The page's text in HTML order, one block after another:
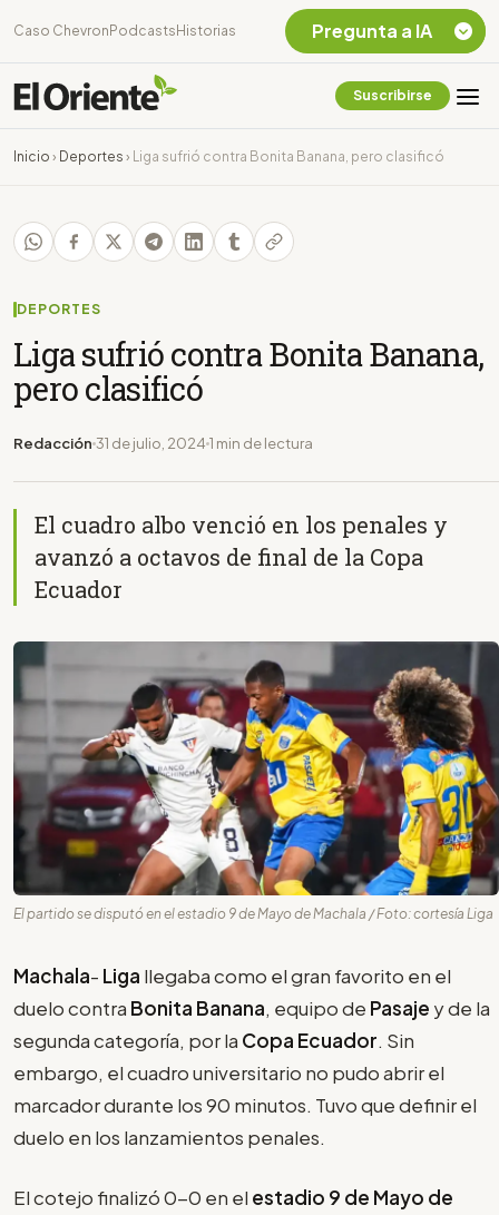
Caso Chevron Podcasts Historias
Suscribirse
Inicio › Deportes › Liga sufrió contra Bonita Banana, pero clasificó
DEPORTES
Liga sufrió contra Bonita Banana,
pero clasificó
Redacción 31 de julio, 2024 1 min de lectura
El cuadro albo venció en los penales y
avanzó a octavos de final de la Copa
Ecuador
El partido se disputó en el estadio 9 de Mayo de Machala / Foto: cortesía Liga
Machala- Liga llegaba como el gran favorito en el
duelo contra Bonita Banana, equipo de Pasaje y de la
segunda categoría, por la Copa Ecuador. Sin
embargo, el cuadro universitario no pudo abrir el
marcador durante los 90 minutos. Tuvo que definir el
duelo en los lanzamientos penales.
El cotejo finalizó 0-0 en el estadio 9 de Mayo de
Pregunta a IA
Chevron Ecuador